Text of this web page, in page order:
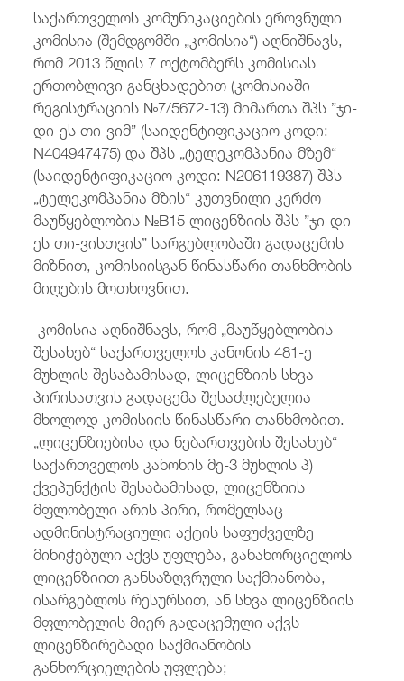
საქართველოს კომუნიკაციების ეროვნული
კომისია (შემდგომში „კომისია“) აღნიშნავს,
რომ 2013 წლის 7 ოქტომბერს კომისიას
ერთობლივი განცხადებით (კომისიაში
რეგისტრაციის №7/5672-13) მიმართა შპს ”ჯი-
დი-ეს თი-ვიმ” (საიდენტიფიკაციო კოდი:
N404947475) და შპს „ტელეკომპანია მზემ“
(საიდენტიფიკაციო კოდი: N206119387) შპს
„ტელეკომპანია მზის“ კუთვნილი კერძო
მაუწყებლობის №B15 ლიცენზიის შპს ”ჯი-დი-
ეს თი-ვისთვის” სარგებლობაში გადაცემის
მიზნით, კომისიისგან წინასწარი თანხმობის
მიღების მოთხოვნით.
კომისია აღნიშნავს, რომ „მაუწყებლობის
შესახებ“ საქართველოს კანონის 481-ე
მუხლის შესაბამისად, ლიცენზიის სხვა
პირისათვის გადაცემა შესაძლებელია
მხოლოდ კომისიის წინასწარი თანხმობით.
„ლიცენზიებისა და ნებართვების შესახებ“
საქართველოს კანონის მე-3 მუხლის პ)
ქვეპუნქტის შესაბამისად, ლიცენზიის
მფლობელი არის პირი, რომელსაც
ადმინისტრაციული აქტის საფუძველზე
მინიჭებული აქვს უფლება, განახორციელოს
ლიცენზიით განსაზღვრული საქმიანობა,
ისარგებლოს რესურსით, ან სხვა ლიცენზიის
მფლობელის მიერ გადაცემული აქვს
ლიცენზირებადი საქმიანობის
განხორციელების უფლება;